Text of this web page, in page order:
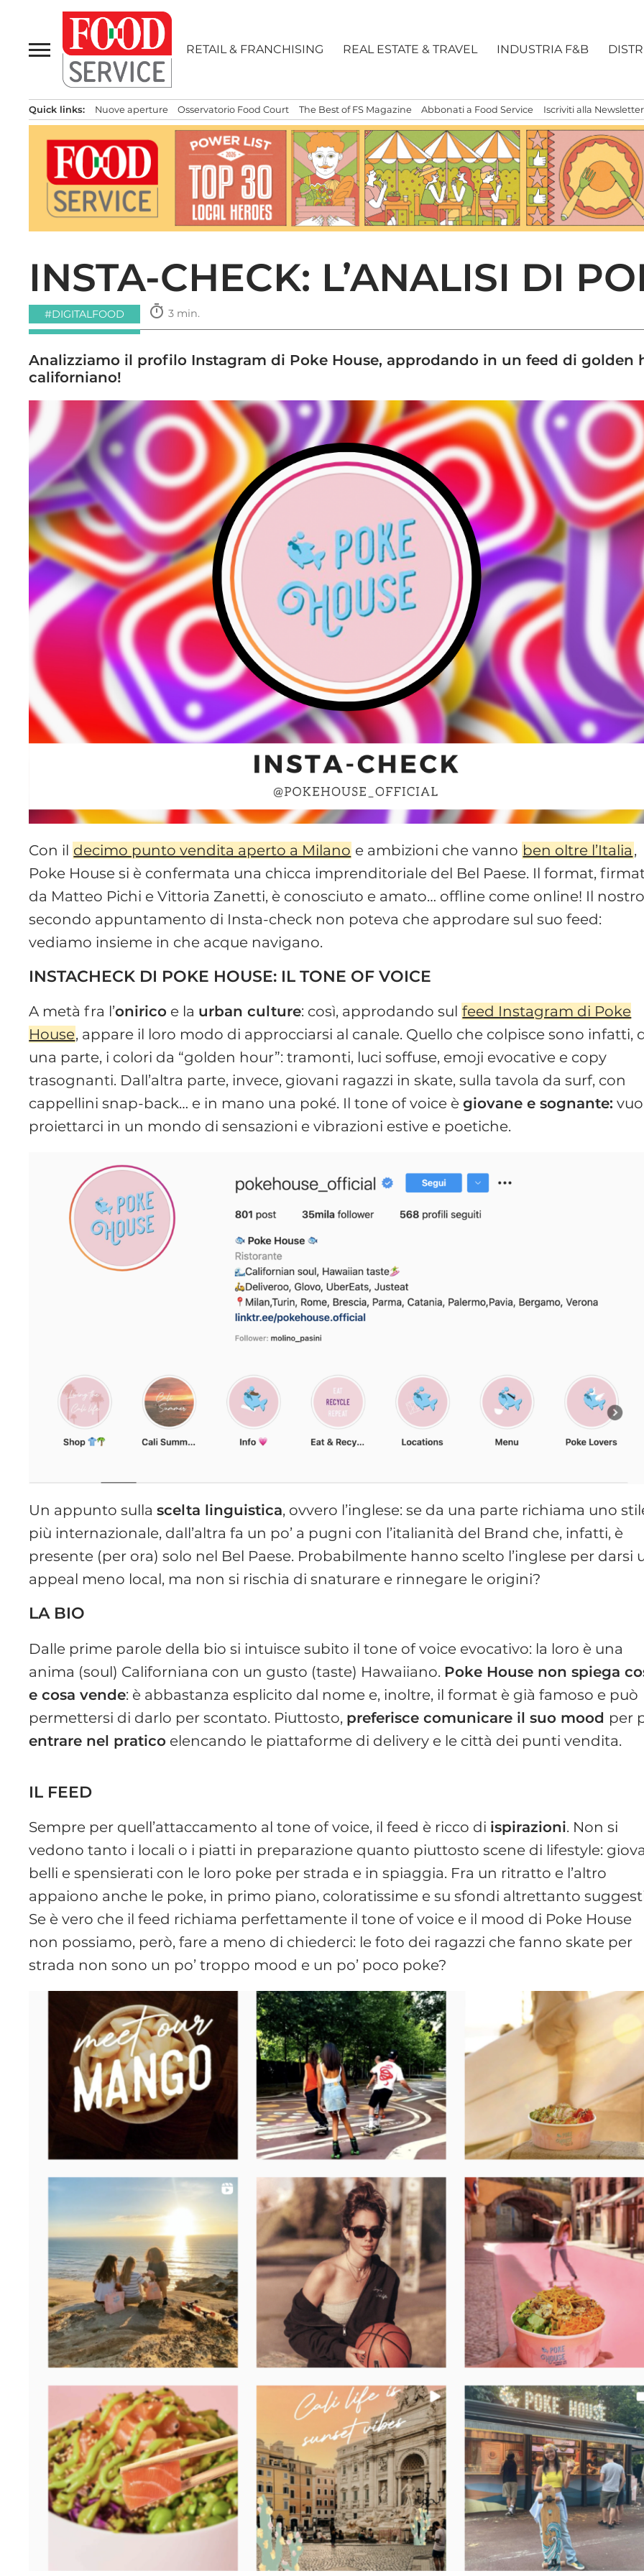
contenuto
RETAIL & FRANCHISING REAL ESTATE & TRAVEL INDUSTRIA F&B
Quick links: Nuove aperture Osservatorio Food Court The Best of FS Magazine Abbonati a Food Service Iscriviti alla Newsletter
INSTA-CHECK: L’ANALISI DI
#DIGITALFOOD timer 3 min.
Analizziamo il profilo Instagram di Poke House, approdando in un feed di golden
californiano!
Con il decimo punto vendita aperto a Milano e ambizioni che vanno ben oltre l’Italia ,
Poke House si è confermata una chicca imprenditoriale del Bel Paese. Il format,
da Matteo Pichi e Vittoria Zanetti, è conosciuto e amato… offline come online! Il
secondo appuntamento di Insta-check non poteva che approdare sul suo feed:
vediamo insieme in che acque navigano.
INSTACHECK DI POKE HOUSE: IL TONE OF VOICE
A metà fra l’onirico e la urban culture: così, approdando sul feed Instagram di Poke
House, appare il loro modo di approcciarsi al canale. Quello che colpisce sono infatti,
una parte, i colori da “golden hour”: tramonti, luci soffuse, emoji evocative e copy
trasognanti. Dall’altra parte, invece, giovani ragazzi in skate, sulla tavola da surf, con
cappellini snap-back… e in mano una poké. Il tone of voice ègiovane e sognante:
proiettarci in un mondo di sensazioni e vibrazioni estive e poetiche.
Un appunto sullascelta linguistica, ovvero l’inglese: se da una parte richiama uno
più internazionale, dall’altra fa un po’ a pugni con l’italianità del Brand che, infatti, è
presente (per ora) solo nel Bel Paese. Probabilmente hanno scelto l’inglese per darsi
appeal meno local, ma non si rischia di snaturare e rinnegare le origini?
LA BIO
Dalle prime parole della bio si intuisce subito il tone of voice evocativo: la loro è una
anima (soul) Californiana con un gusto (taste) Hawaiiano. Poke House non spiega
e cosa vende: è abbastanza esplicito dal nome e, inoltre, il format è già famoso e può
permettersi di darlo per scontato. Piuttosto, preferisce comunicare il suo mood per
entrare nel pratico elencando le piattaforme di delivery e le città dei punti vendita.
IL FEED
Sempre per quell’attaccamento al tone of voice, il feed è ricco di ispirazioni. Non si
vedono tanto i locali o i piatti in preparazione quanto piuttosto scene di lifestyle:
belli e spensierati con le loro poke per strada e in spiaggia. Fra un ritratto e l’altro
appaiono anche le poke, in primo piano, coloratissime e su sfondi altrettanto
Se è vero che il feed richiama perfettamente il tone of voice e il mood di Poke House
non possiamo, però, fare a meno di chiederci: le foto dei ragazzi che fanno skate per
strada non sono un po’ troppo mood e un po’ poco poke?